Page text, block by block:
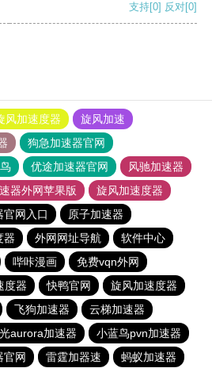
支持[0] 反对[0]
风加速度器
旋风加速
狗急加速器官网
优途加速器官网
风驰加速器
器外网苹果版
旋风加速度器
官网入口
原子加速器
器 外网网址导航
软件中心
哔咔漫画
免费vqn外网
度器 快鸭官网
旋风加速度器
飞狗加速器
云梯加速器
aurora加速器
小蓝鸟pvn加速器
官网 雷霆加器速 蚂蚁加速器